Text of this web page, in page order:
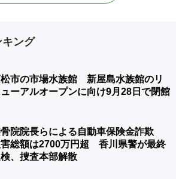
ング
市の市場水族館 新屋島水族館のリ
ーアルオープンに向け9月28日で閉館
院院長らによる自動車保険金詐欺
総額は2700万円超 香川県警が最終
、捜査本部解散